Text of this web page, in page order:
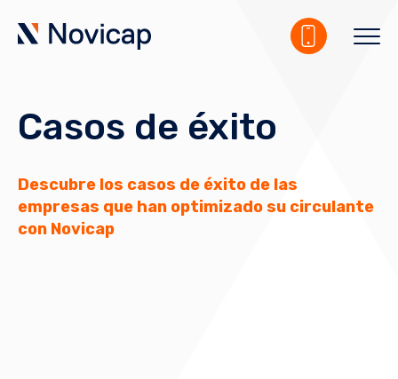
Casos de éxito
Descubre los casos de éxito de las
empresas que han optimizado su circulante
con Novicap